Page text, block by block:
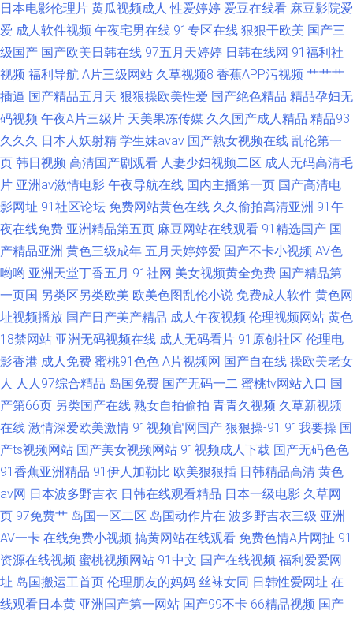
日本电影伦理片 黄瓜视频成人 性爱婷婷 爱豆在线看 麻豆影院爱
爱 成人软件视频 午夜宅男在线 91专区在线 狠狠干欧美 国产三
级国产 国产欧美日韩在线 97五月天婷婷 日韩在线网 91福利社
视频 福利导航 A片三级网站 久草视频8 香蕉APP污视频 艹艹艹
插逼 国产精品五月天 狠狠操欧美性爱 国产绝色精品 精品孕妇无
码视频 午夜A片三级片 天美果冻传媒 久久国产成人精品 精品93
久久久 日本人妖射精 学生妹avav 国产熟女视频在线 乱伦第一
页 韩日视频 高清国产剧观看 人妻少妇视频二区 成人无码高清毛
片 亚洲av激情电影 午夜导航在线 国内主播第一页 国产高清电
影网址 91社区论坛 免费网站黄色在线 久久偷拍高清亚洲 91午
夜在线免费 亚洲精品第五页 麻豆网站在线观看 91精选国产 国
产精品亚洲 黄色三级成年 五月天婷婷爱 国产不卡小视频 AV色
哟哟 亚洲天堂丁香五月 91社网 美女视频黄全免费 国产精品第
一页国 另类区另类欧美 欧美色图乱伦小说 免费成人软件 黄色网
址视频播放 国产日产美产精品 成人午夜视频 伦理视频网站 黄色
18禁网站 亚洲无码视频在线 成人无码看片 91原创社区 伦理电
影香港 成人免费 蜜桃91色色 A片视频网 国产自在线 操欧美老女
人 人人97综合精品 岛国免费 国产无码一二 蜜桃tv网站入口 国
产第66页 另类国产在线 熟女自拍偷拍 青青久视频 久草新视频
在线 激情深爱欧美激情 91视频官网国产 狠狠操-91 91我要操 国
产ts视频网站 国产美女视频网站 91视频成人下载 国产无码色色
91香蕉亚洲精品 91伊人加勒比 欧美狠狠插 日韩精品高清 黄色
av网 日本波多野吉衣 日韩在线观看精品 日本一级电影 久草网
页 97免费艹 岛国一区二区 岛国动作片在 波多野吉衣三级 亚洲
AV一卡 在线免费小视频 搞黄网站在线观看 免费色情A片网扯 91
资源在线视频 蜜桃视频网站 91中文 国产在线视频 福利爱爱网
址 岛国搬运工首页 伦理朋友的妈妈 丝袜女同 日韩性爱网址 在
线观看日本黄 亚洲国产第一网站 国产99不卡 66精品视频 国产